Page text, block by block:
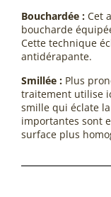
Bouchardée : Cet
boucharde
Cette technique
antidérapante.
Smillée : Plus
traitement utilise
smille qui éclate
importantes sont
surface plus